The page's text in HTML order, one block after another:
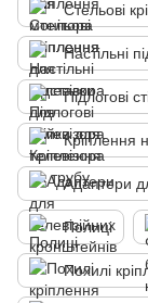
Стельові
Настільні
Підлогові
Кріплення
Адаптери
Полиці
Похилі